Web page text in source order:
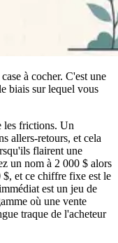
à cocher. C'est une
biais sur lequel vous
les frictions. Un
allers-retours, et cela
flairent une
un nom à 2 000 $ alors
et ce chiffre fixe est le
est un jeu de
où une vente
traque de l'acheteur